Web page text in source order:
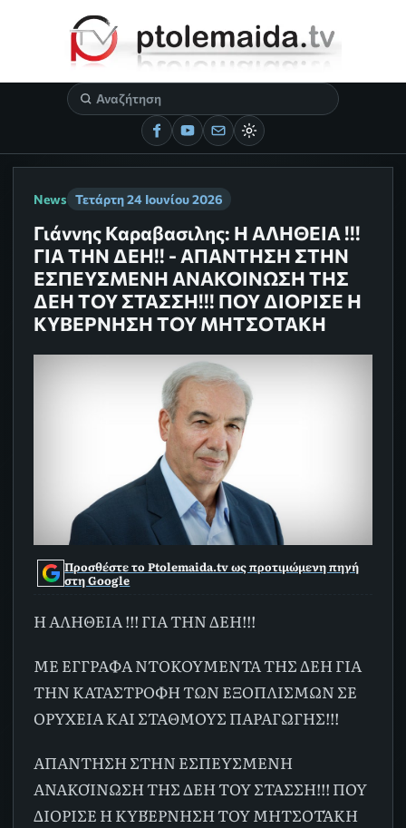
News Τετάρτη 24 Ιουνίου 2026
Γιάννης Καραβασιλης: Η ΑΛΗΘΕΙΑ !!!
ΓΙΑ ΤΗΝ ΔΕΗ!! - ΑΠΑΝΤΗΣΗ ΣΤΗΝ
ΕΣΠΕΥΣΜΕΝΗ ΑΝΑΚΟΊΝΩΣΗ ΤΗΣ
ΔΕΗ ΤΟΥ ΣΤΑΣΣΗ!!! ΠΟΥ ΔΙΟΡΙΣΕ Η
ΚΥΒΈΡΝΗΣΗ ΤΟΥ ΜΗΤΣΟΤΆΚΗ
Προσθέστε το Ptolemaida.tv ως προτιμώμενη πηγή
στη Google
Η ΑΛΗΘΕΙΑ !!! ΓΙΑ ΤΗΝ ΔΕΗ!!!
ΜΕ ΕΓΓΡΑΦΑ ΝΤΟΚΟΥΜΕΝΤΑ ΤΗΣ ΔΕΗ ΓΙΑ
ΤΗΝ ΚΑΤΑΣΤΡΟΦΗ ΤΩΝ ΕΞΟΠΛΙΣΜΩΝ ΣΕ
ΟΡΥΧΕΙΑ ΚΑΙ ΣΤΑΘΜΟΥΣ ΠΑΡΑΓΩΓΗΣ!!!
ΑΠΑΝΤΗΣΗ ΣΤΗΝ ΕΣΠΕΥΣΜΕΝΗ
ΑΝΑΚΟΊΝΩΣΗ ΤΗΣ ΔΕΗ ΤΟΥ ΣΤΑΣΣΗ!!! ΠΟΥ
ΔΙΟΡΙΣΕ Η ΚΥΒΈΡΝΗΣΗ ΤΟΥ ΜΗΤΣΟΤΆΚΗ